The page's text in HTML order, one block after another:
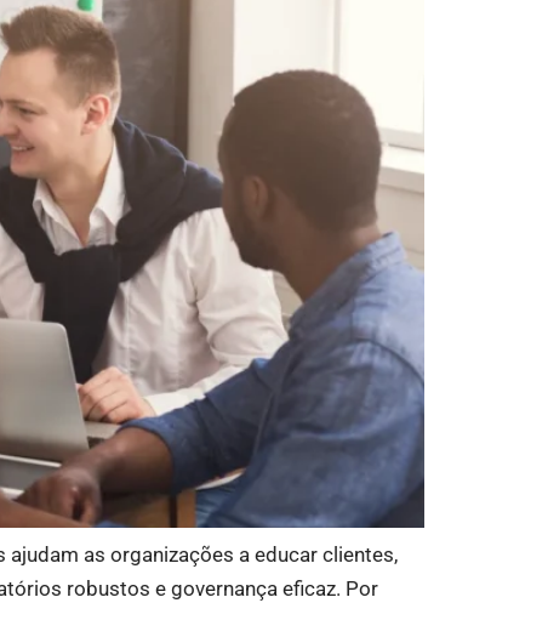
as organizações a educar clientes,
robustos e governança eficaz. Por